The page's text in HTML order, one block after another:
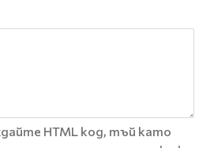
HTML код, тъй като